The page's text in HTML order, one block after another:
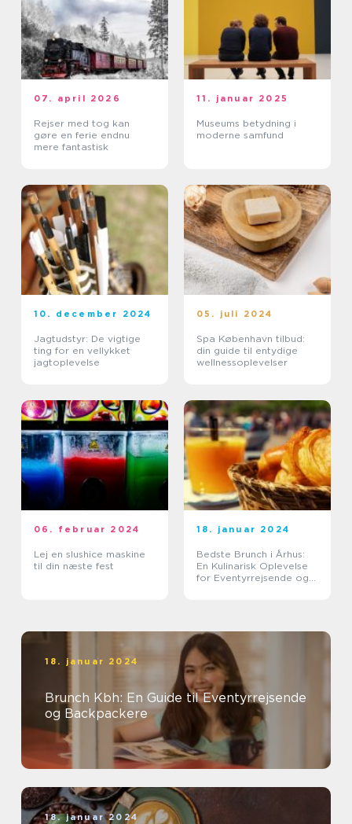
07. april 2026
Rejser med tog kan
gøre en ferie endnu
mere fantastisk
11. januar 2025
Museums betydning i
moderne samfund
10. december 2024
Jagtudstyr: De vigtige
ting for en vellykket
jagtoplevelse
05. juli 2024
Spa København tilbud:
din guide til entydige
wellnessoplevelser
06. februar 2024
Lej en slushice maskine
til din næste fest
18. januar 2024
Bedste Brunch i Århus:
En Kulinarisk Oplevelse
for Eventyrrejsende og
18. januar 2024
Brunch Kbh: En Guide til Eventyrrejsende
og Backpackere
18. januar 2024